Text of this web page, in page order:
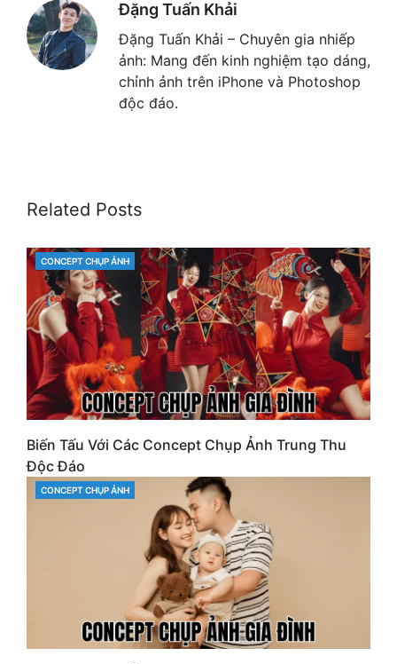
Đặng Tuấn Khải
Đặng Tuấn Khải – Chuyên gia nhiếp
ảnh: Mang đến kinh nghiệm tạo dáng,
chỉnh ảnh trên iPhone và Photoshop
độc đáo.
Related Posts
CATEGORIES
CONCEPT CHỤP ẢNH
Biến Tấu Với Các Concept Chụp Ảnh Trung Thu
Độc Đáo
CATEGORIES
CONCEPT CHỤP ẢNH